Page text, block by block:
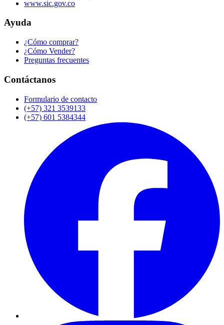
www.sic.gov.co
Ayuda
¿Cómo comprar?
¿Cómo Vender?
Preguntas frecuentes
Contáctanos
Formulario de contacto
(+57) 321 3539133
(+57) 601 5384344